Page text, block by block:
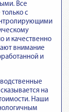
Все
с
и качественно
внимание
и
на
Наши